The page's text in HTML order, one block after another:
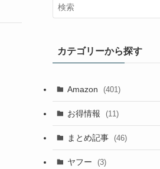
カテゴリーから探す
Amazon (401)
お得情報 (11)
まとめ記事 (46)
ヤフー (3)